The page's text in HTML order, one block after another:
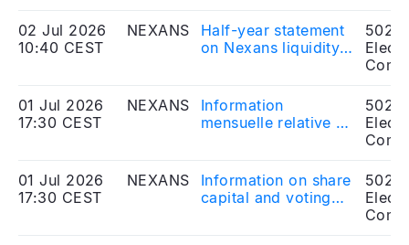
02 Jul 2026
10:40 CEST
NEXANS
Half-year statement
on Nexans liquidity
2026
01 Jul 2026
17:30 CEST
NEXANS
Information
mensuelle relative au
Juin 2026
01 Jul 2026
17:30 CEST
NEXANS
Information on share
capital and voting